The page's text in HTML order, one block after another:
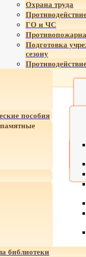
Охрана труда
ГО и ЧС
Подготовка
сезону
пособия
библиотеки